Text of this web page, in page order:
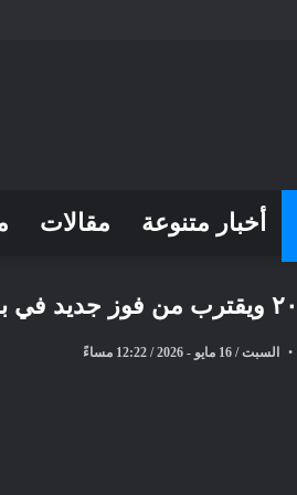
أخبار متنوعة مقالات
السبت / 16 مايو - 2026 / 12:22 مساءً